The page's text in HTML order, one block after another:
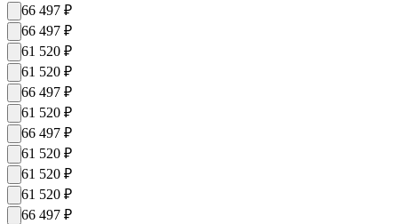
66 497 ₽
66 497 ₽
61 520 ₽
61 520 ₽
66 497 ₽
61 520 ₽
66 497 ₽
61 520 ₽
61 520 ₽
61 520 ₽
66 497 ₽